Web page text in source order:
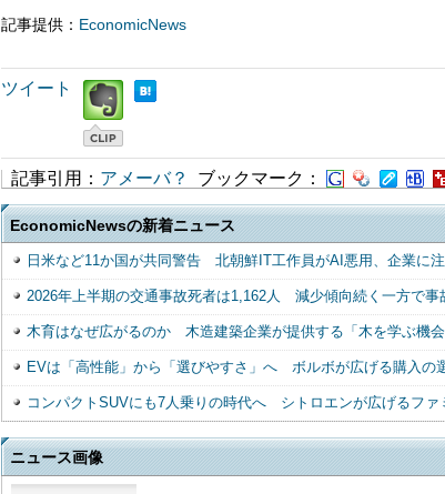
記事提供： EconomicNews
ツイート
記事引用： アメーバ？ ブックマーク：
EconomicNewsの新着ニュース
日米など11か国が共同警告 北朝鮮IT工作員がAI悪用、企業に
2026年上半期の交通事故死者は1,162人 減少傾向続く一方で事
木育はなぜ広がるのか 木造建築企業が提供する「木を学ぶ機会
EVは「高性能」から「選びやすさ」へ ボルボが広げる購入の
コンパクトSUVにも7人乗りの時代へ シトロエンが広げるファ
ニュース画像